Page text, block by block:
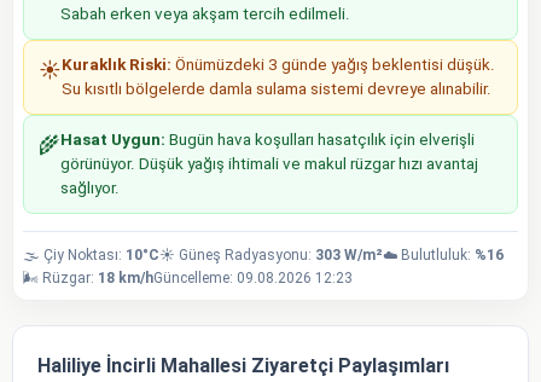
Sabah erken veya akşam tercih edilmeli.
☀️Kuraklık Riski: Önümüzdeki 3 günde yağış beklentisi düşük.
Su kısıtlı bölgelerde damla sulama sistemi devreye alınabilir.
🌾Hasat Uygun: Bugün hava koşulları hasatçılık için elverişli
görünüyor. Düşük yağış ihtimali ve makul rüzgar hızı avantaj
sağlıyor.
🌫️ Çiy Noktası: 10°C☀️ Güneş Radyasyonu: 303 W/m²☁️ Bulutluluk: %16
🌬️ Rüzgar: 18 km/hGüncelleme: 09.08.2026 12:23
Haliliye İncirli Mahallesi Ziyaretçi Paylaşımları